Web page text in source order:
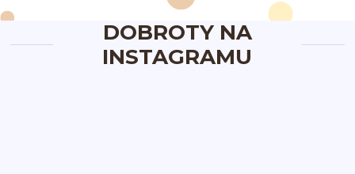
DOBROTY NA
INSTAGRAMU